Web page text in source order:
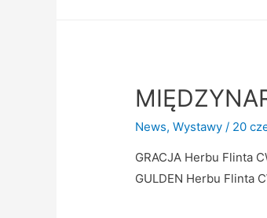
News,Wystawy / 20
GRACJA Herbu Flinta
GULDEN Herbu Flinta